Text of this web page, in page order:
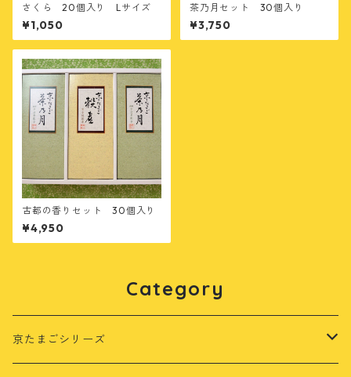
さくら 20個入り Lサイズ
¥1,050
茶乃月セット 30個入り
¥3,750
古都の香りセット 30個入り
¥4,950
Category
京たまごシリーズ